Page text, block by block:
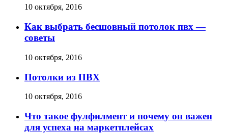
10 октября, 2016
Как выбрать бесшовный потолок пвх —
советы
10 октября, 2016
Потолки из ПВХ
10 октября, 2016
Что такое фулфилмент и почему он важен
для успеха на маркетплейсах